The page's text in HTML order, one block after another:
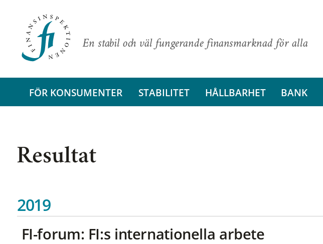
En stabil och väl fungerande finansmarknad för alla
FÖR KONSUMENTER STABILITET HÅLLBARHET BANK
Resultat
2019
FI-forum: FI:s internationella arbete